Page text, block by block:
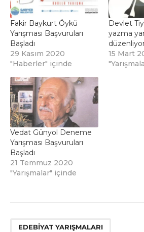
Fakir Baykurt Öykü
Yarışması Başvuruları
Başladı
29 Kasım 2020
"Haberler" içinde
Devlet
yazma
15 Mart
Vedat Günyol Deneme
Yarışması Başvuruları
Başladı
21 Temmuz 2020
"Yarışmalar" içinde
EDEBIYAT YARIŞMALARI